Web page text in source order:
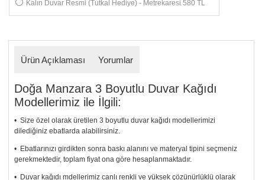
Kalın Duvar Resmi (Tutkal Hediye) - Metrekaresi 580 TL
Ürün Açıklaması Yorumlar
Doğa Manzara 3 Boyutlu Duvar Kağıdı
Modellerimiz ile İlgili:
• Size özel olarak üretilen 3 boyutlu duvar kağıdı modellerimizi
dilediğiniz ebatlarda alabilirsiniz.
• Ebatlarınızı girdikten sonra baskı alanını ve materyal tipini seçmeniz
gerekmektedir, toplam fiyat ona göre hesaplanmaktadır.
• Duvar kağıdı mdellerimiz canlı renkli ve yüksek çözünürlüklü olarak